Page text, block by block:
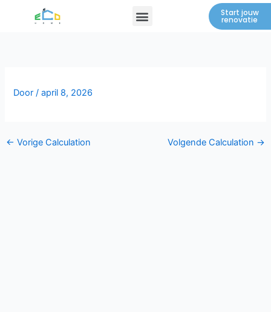
Menu Start jouw
renovatie
Door/april 8, 2026
← Vorige Calculation Volgende Calculation →